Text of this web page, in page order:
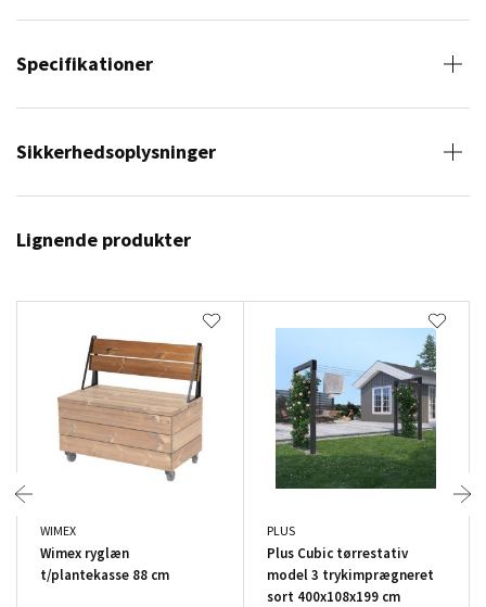
Specifikationer
Sikkerhedsoplysninger
Lignende produkter
WIMEX
Wimex ryglæn
t/plantekasse 88 cm
PLUS
Plus Cubic tørrestativ
model 3 trykimprægneret
sort 400x108x199 cm